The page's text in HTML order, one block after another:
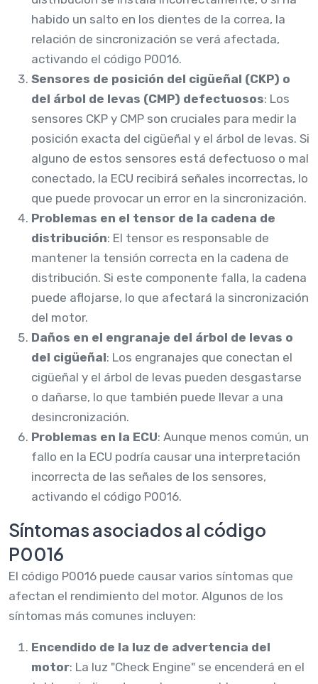
habido un salto en los dientes de la correa, la
relación de sincronización se verá afectada,
activando el código P0016.
Sensores de posición del cigüeñal (CKP) o
del árbol de levas (CMP) defectuosos: Los
sensores CKP y CMP son cruciales para medir la
posición exacta del cigüeñal y el árbol de levas. Si
alguno de estos sensores está defectuoso o mal
conectado, la ECU recibirá señales incorrectas, lo
que puede provocar un error en la sincronización.
Problemas en el tensor de la cadena de
distribución: El tensor es responsable de
mantener la tensión correcta en la cadena de
distribución. Si este componente falla, la cadena
puede aflojarse, lo que afectará la sincronización
del motor.
Daños en el engranaje del árbol de levas o
del cigüeñal: Los engranajes que conectan el
cigüeñal y el árbol de levas pueden desgastarse
o dañarse, lo que también puede llevar a una
desincronización.
Problemas en la ECU: Aunque menos común, un
fallo en la ECU podría causar una interpretación
incorrecta de las señales de los sensores,
activando el código P0016.
Síntomas asociados al código
P0016
El código P0016 puede causar varios síntomas que
afectan el rendimiento del motor. Algunos de los
síntomas más comunes incluyen:
Encendido de la luz de advertencia del
motor: La luz "Check Engine" se encenderá en el